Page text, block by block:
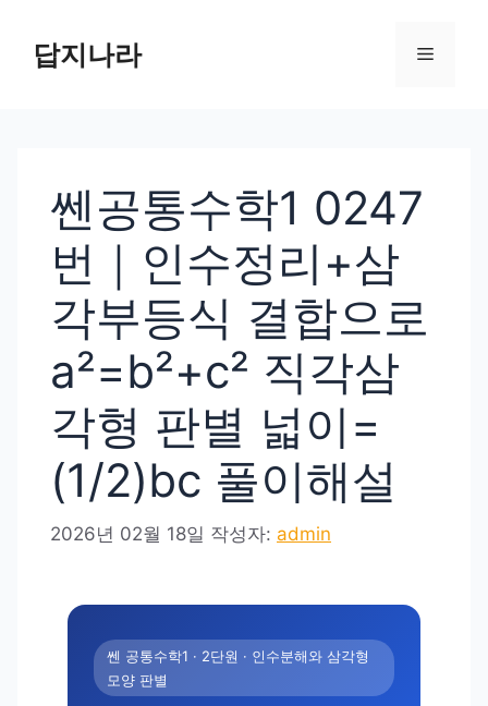
답지나라 메
쎈공통수학1 0247
번｜인수정리+삼
각부등식 결합으로
a²=b²+c² 직각삼
각형 판별 넓이=
(1/2)bc 풀이해설
2026년 02월 18일 작성자: admin
쎈 공통수학1 · 2단원 · 인수분해와 삼각형
모양 판별